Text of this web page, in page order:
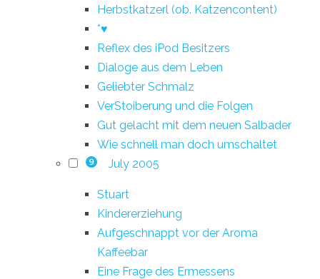
Herbstkatzerl (ob. Katzencontent)
*♥
Reflex des iPod Besitzers
Dialoge aus dem Leben
Geliebter Schmalz
VerStoiberung und die Folgen
Gut gelacht mit dem neuen Salbader
Wie schnell man doch umschaltet
9 July 2005
Stuart
Kindererziehung
Aufgeschnappt vor der Aroma
Kaffeebar
Eine Frage des Ermessens